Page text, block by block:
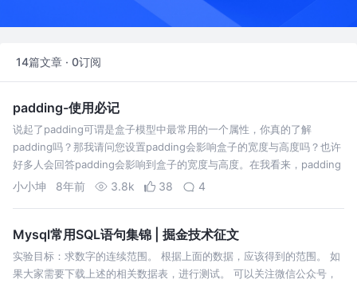
14篇文章 · 0订阅
padding-使用必记
说起了padding可谓是盒子模型中最常用的一个属性，你真的了解
padding吗？那我请问您设置padding会影响盒子的宽度与高度吗？也许
好多人会回答padding会影响到盒子的宽度与高度。在我看来，padding
是不会影响盒子宽度与高度，padding会影响盒子宽度与高度的…
小小坤 8年前 3.8k 38 4
Mysql常用SQL语句集锦 | 掘金技术征文
实验目标：求数字的连续范围。 根据上面的数据，应该得到的范围。 如
果大家需要下载上述的相关数据表，进行测试。 可以关注微信公众号，